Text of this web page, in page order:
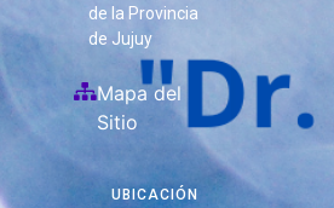
de la Provincia
de Jujuy
Mapa del
Sitio
UBICACIÓN